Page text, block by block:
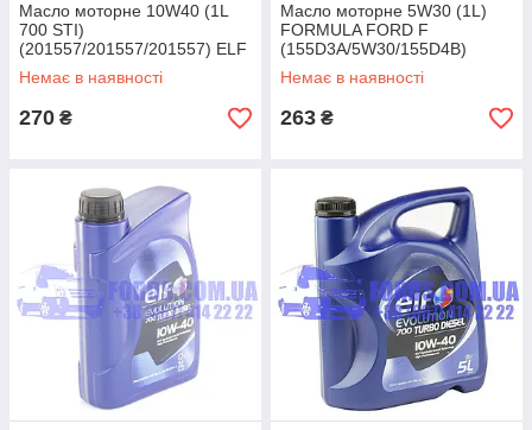
Масло моторне 10W40 (1L
700 STI)
(201557/201557/201557) ELF
Немає в наявності
270 ₴
Масло моторне 5W30 (1L)
FORMULA FORD F
(155D3A/5W30/155D4B)
ORIGINAL
Немає в наявності
263 ₴